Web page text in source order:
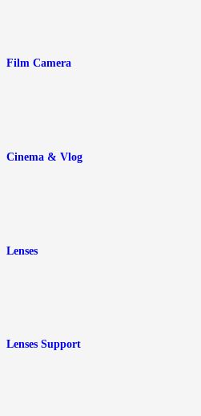
Film Camera
Cinema & Vlog
Lenses
Lenses Support